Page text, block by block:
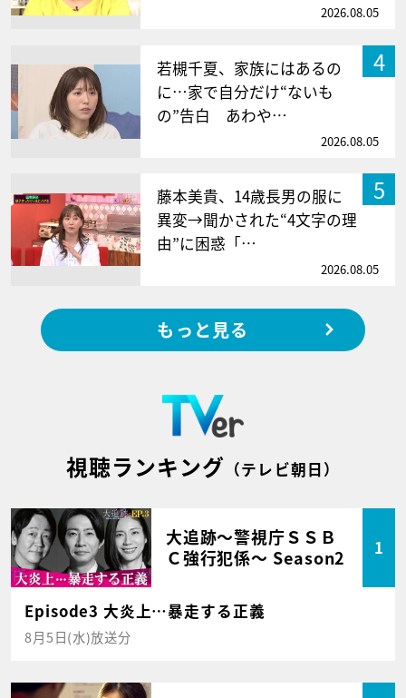
2026.08.05
4
若槻千夏、家族にはあるの
に…家で自分だけ“ないも
の”告白 あわや…
2026.08.05
5
藤本美貴、14歳長男の服に
異変→聞かされた“4文字の理
由”に困惑「…
2026.08.05
もっと見る
視聴ランキング （テレビ朝日）
大追跡～警視庁ＳＳＢ
Ｃ強行犯係～ Season2
1
Episode3 大炎上…暴走する正義
8月5日(水)放送分